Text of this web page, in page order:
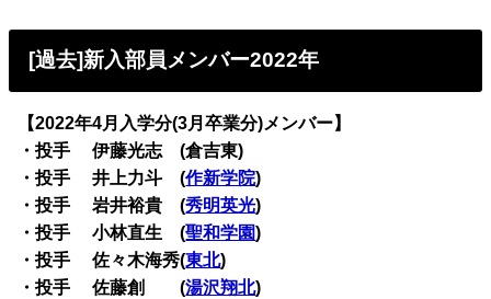
[過去]新入部員メンバー2022年
【2022年4月入学分(3月卒業分)メンバー】
・投手 伊藤光志 (倉吉東)
・投手 井上力斗 (作新学院)
・投手 岩井裕貴 (秀明英光)
・投手 小林直生 (聖和学園)
・投手 佐々木海秀(東北)
・投手 佐藤創 (湯沢翔北)